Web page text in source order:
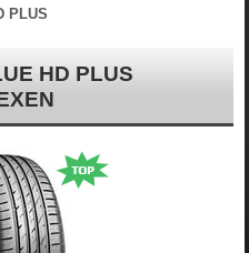
PLUS
HD PLUS